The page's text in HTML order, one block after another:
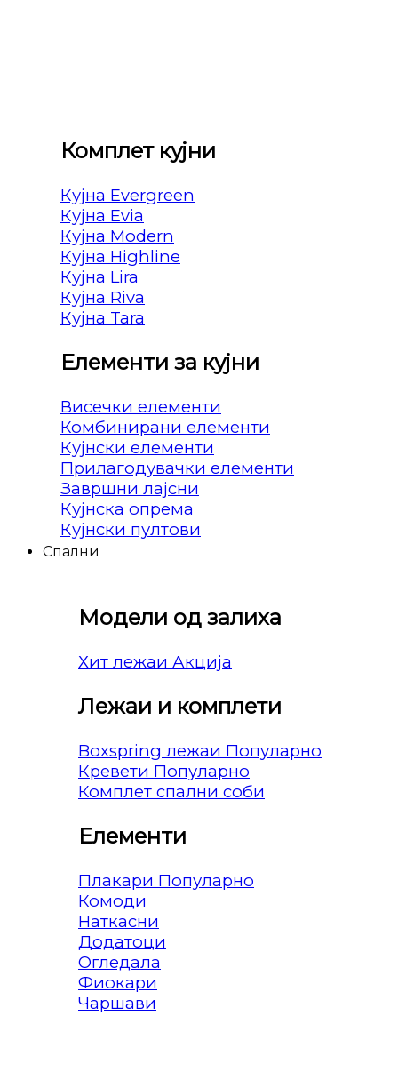
Комплет кујни
Кујна Evergreen
Кујна Evia
Кујна Modern
Кујна Highline
Кујна Lira
Кујна Riva
Кујна Tara
Елементи за кујни
Висечки елементи
Комбинирани елементи
Кујнски елементи
Прилагодувачки елементи
Завршни лајсни
Кујнска опрема
Кујнски пултови
Спални
Модели од залиха
Хит лежаи
Лежаи и комплети
Boxspring лежаи
Кревети
Комплет спални соби
Елементи
Плакари
Комоди
Наткасни
Додатоци
Огледала
Фиокари
Чаршави